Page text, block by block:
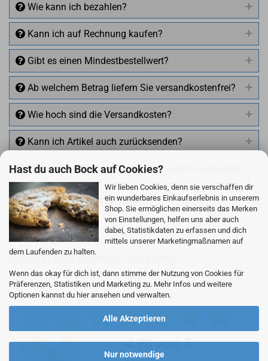
Hast du auch Bock auf Cookies?
Wir lieben Cookies, denn sie verschaffen dir
ein wunderbares Einkaufserlebnis in unserem
Shop. Sie ermöglichen einerseits das Merken
von Einstellungen, helfen uns aber auch
dabei, Statistikdaten zu erfassen und dich
mittels unserer Marketingmaßnamen auf
dem Laufenden zu halten.
Wenn das okay für dich ist, dann stimme der Nutzung von Cookies für
Präferenzen, Statistiken und Marketing zu. Mehr Infos und weitere
Optionen kannst du hier ansehen und verwalten.
Alle Akzeptieren
Nur notwendige
Wie kann ich bezahlen?
Kann ich auf Rechnung kaufen?
Gibt es einen Mindestbestellwert?
Ab welchem Betrag liefern Sie versandkostenfrei?
Wie hoch sind die Versandkosten?
Kann ich Artikel auch zurücksenden?
Kann ich mit EU Ust.-ID umsatzsteuerfrei einkaufen?
Wie kann ich Sie erreichen?
+49 (0)4281 50 79 78 2
+49 (0)4281 50 79 78 2
Qualität und schnelle Lieferung